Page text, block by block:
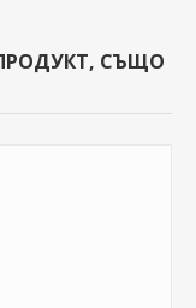
СЪЩО